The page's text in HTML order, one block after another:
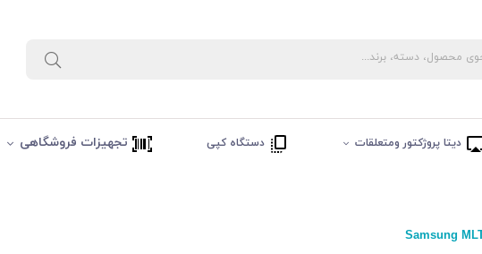
دیتا پروژکتور ومتعلقات دستگاه کپی تجهیزات فروشگاهی